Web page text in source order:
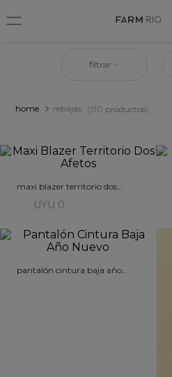
filtrar
rebajas 510 productos
maxi blazer territorio dos
UYU 0
pantalón cintura baja año